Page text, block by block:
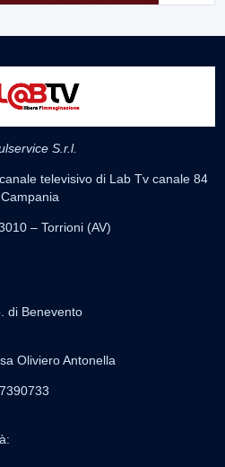
S.r.l.
televisivo di Lab Tv canale 84
– Torrioni (AV)
di Benevento
Oliviero Antonella